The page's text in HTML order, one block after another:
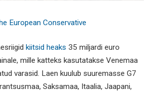
European Conservative
kiitsid heaks 35 miljardi euro
mille katteks kasutatakse Venemaa
varasid. Laen kuulub suuremasse G7
Saksamaa, Itaalia, Jaapani,